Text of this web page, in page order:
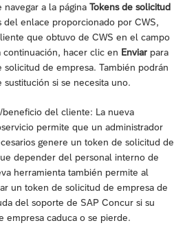
a la página Tokens de solicitud
del enlace proporcionado por CWS,
que obtuvo de CWS en el campo
continuación, hacer clic en Enviar para
solicitud de empresa. También podrán
si se necesita uno.
del cliente: La nueva
permite que un administrador
genere un token de solicitud de
depender del personal interno de
herramienta también permite al
un token de solicitud de empresa de
del soporte de SAP Concur si su
empresa caduca o se pierde.